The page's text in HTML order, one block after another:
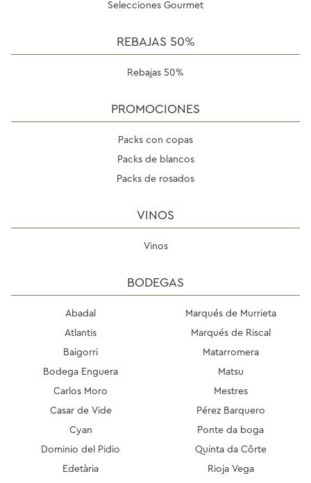
Selecciones Gourmet
REBAJAS 50%
Rebajas 50%
PROMOCIONES
Packs con copas
Packs de blancos
Packs de rosados
VINOS
Vinos
BODEGAS
Abadal
Atlantis
Baigorri
Bodega Enguera
Carlos Moro
Casar de Vide
Cyan
Dominio del Pidio
Edetària
Marqués de Murrieta
Marqués de Riscal
Matarromera
Matsu
Mestres
Pérez Barquero
Ponte da boga
Quinta da Côrte
Rioja Vega